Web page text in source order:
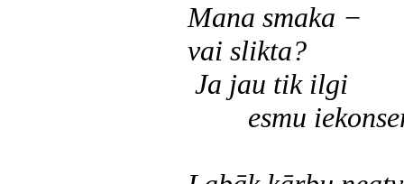
Mana smaka −
vai slikta?
Ja jau tik ilgi
esmu